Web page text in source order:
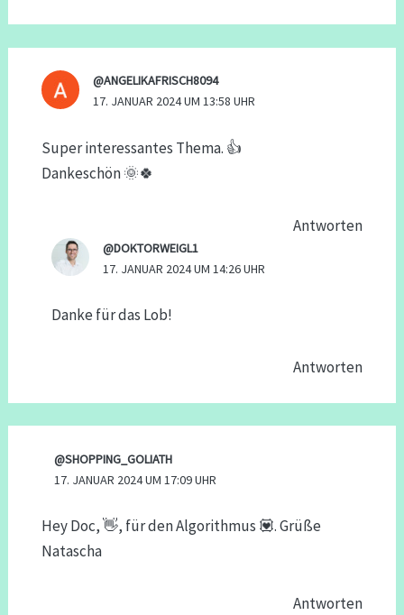
@ANGELIKAFRISCH8094
17. JANUAR 2024 UM 13:58 UHR
Super interessantes Thema. 👍
Dankeschön 🌞🍀
Antworten
@DOKTORWEIGL1
17. JANUAR 2024 UM 14:26 UHR
Danke für das Lob!
Antworten
@SHOPPING_GOLIATH
17. JANUAR 2024 UM 17:09 UHR
Hey Doc, 👋, für den Algorithmus 💟. Grüße
Natascha
Antworten